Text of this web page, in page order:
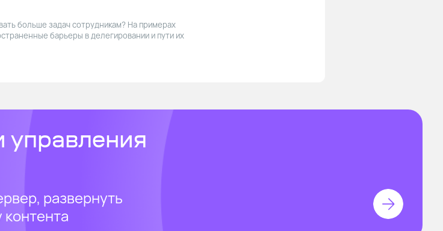
больше задач сотрудникам? На примерах
барьеры в делегировании и пути их
управления
развернуть